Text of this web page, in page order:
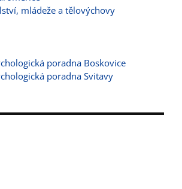
mládeže a tělovýchovy
poradna Boskovice
poradna Svitavy